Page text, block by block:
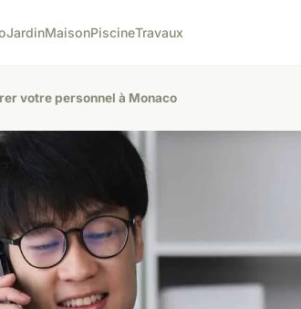
JardinMaisonPiscineTravaux
votre personnel à Monaco